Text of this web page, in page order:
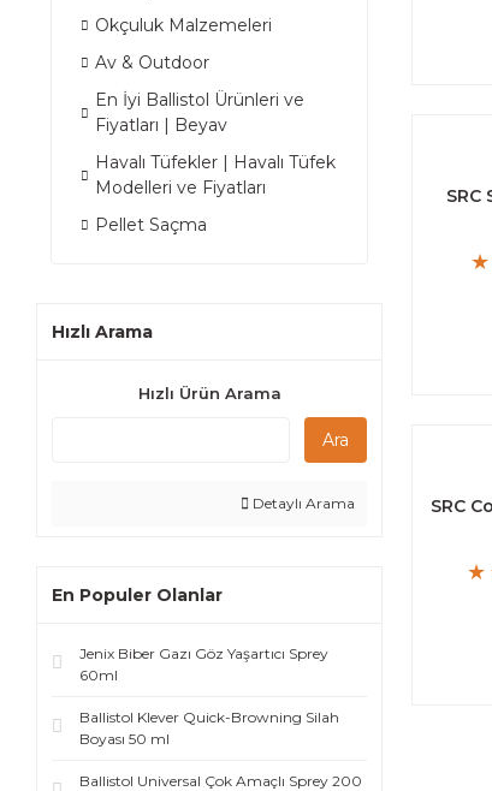
Okçuluk Malzemeleri
Av & Outdoor
En İyi Ballistol Ürünleri ve
Fiyatları | Beyav
Havalı Tüfekler | Havalı Tüfek
Modelleri ve Fiyatları
Pellet Saçma
Hızlı Arama
Hızlı Ürün Arama
Ara
Detaylı Arama
En Populer Olanlar
Jenix Biber Gazı Göz Yaşartıcı Sprey
60ml
Ballistol Klever Quick-Browning Silah
Boyası 50 ml
Ballistol Universal Çok Amaçlı Sprey 200
SRC
SRC